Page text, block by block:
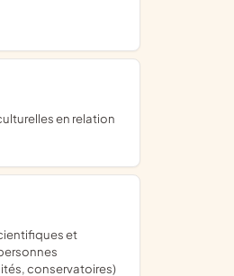
conservatoires)